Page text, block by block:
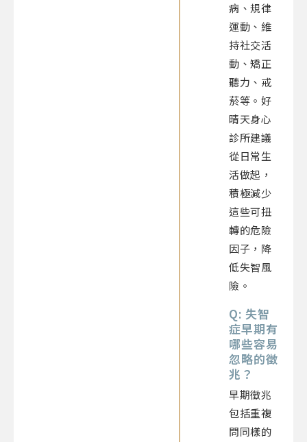
病、規律
運動、維
持社交活
動、矯正
聽力、戒
菸等。好
晴天身心
診所建議
從日常生
活做起，
積極減少
這些可扭
轉的危險
因子，降
低失智風
險。
Q: 失智
症早期有
哪些容易
忽略的徵
兆？
早期徵兆
包括重複
問同樣的